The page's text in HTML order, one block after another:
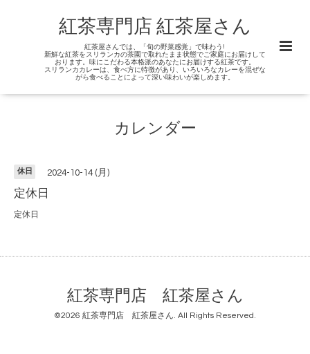
紅茶専門店 紅茶屋さん
紅茶屋さんでは、「旬の野菜感覚」で味わう!
新鮮な紅茶をスリランカの茶園で取れたまま状態でご家庭にお届けして
おります。味にこだわる本格派のあなたにお届けする紅茶です。
スリランカカレーは、食べ方に特徴があり、いろいろなカレーを混ぜな
がら食べることによって深い味わいが楽しめます。
カレンダー
休日 2024-10-14 (月)
定休日
定休日
紅茶専門店 紅茶屋さん
©2026 紅茶専門店 紅茶屋さん. All Rights Reserved.